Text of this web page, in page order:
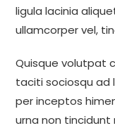
ligula lacinia
ullamcorper vel,
Quisque volutpat
taciti sociosqu ad
per inceptos
urna non